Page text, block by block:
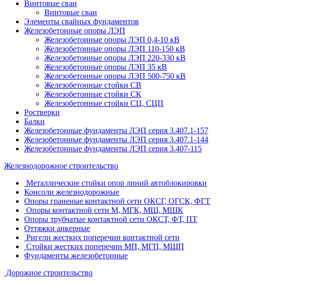
Винтовые сваи
Винтовые сваи
Элементы свайных фундаментов
Железобетонные опоры ЛЭП
Железобетонные опоры ЛЭП 0,4-10 кВ
Железобетонные опоры ЛЭП 110-150 кВ
Железобетонные опоры ЛЭП 220-330 кВ
Железобетонные опоры ЛЭП 35 кВ
Железобетонные опоры ЛЭП 500-750 кВ
Железобетонные стойки СВ
Железобетонные стойки СК
Железобетонные стойки СЦ, СЦП
Ростверки
Балки
Железобетонные фундаменты ЛЭП серия 3.407.1-157
Железобетонные фундаменты ЛЭП серия 3.407.1-144
Железобетонные фундаменты ЛЭП серия 3.407-115
Железнодорожное строительство
Металлические стойки опор линий автоблокировки
Консоли железнодорожные
Опоры граненые контактной сети ОКСГ, ОГСК, ФГТ
Опоры контактной сети М, МГК, МШ, МШК
Опоры трубчатые контактной сети ОКСТ, ФТ, ПТ
Оттяжки анкерные
Ригели жестких поперечин контактной сети
Стойки жестких поперечин МП, МГП, МШП
Фундаменты железобетонные
Дорожное строительство